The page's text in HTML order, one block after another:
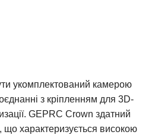
укомплектований камерою
з кріпленням для 3D-
GEPRC Crown здатний
що характеризується високою